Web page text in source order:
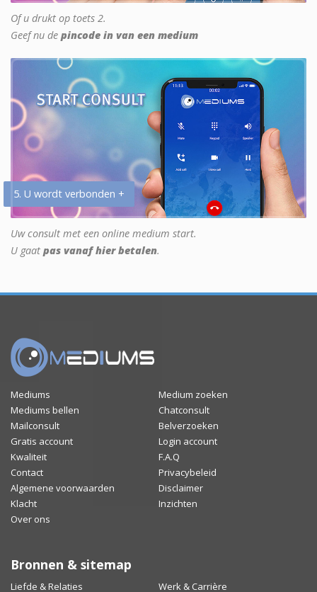
Of u drukt op toets 2.
Geef nu de pincode in van een medium
5. U wordt verbonden +
Uw consult met een online medium start.
U gaat pas vanaf hier betalen.
Mediums
Medium zoeken
Mediums bellen
Chatconsult
Mailconsult
Belverzoeken
Gratis account
Login account
Kwaliteit
F.A.Q
Contact
Privacybeleid
Algemene voorwaarden
Disclaimer
Klacht
Inzichten
Over ons
Bronnen & sitemap
Liefde & Relaties Werk & Carrière